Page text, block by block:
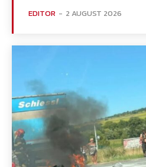
EDITOR - 2 AUGUST 2026